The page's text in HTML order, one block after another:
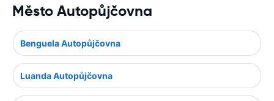
Město Autopůjčovna
Benguela Autopůjčovna
Luanda Autopůjčovna